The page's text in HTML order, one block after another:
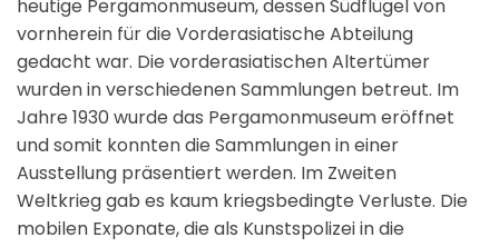
heutige Pergamonmuseum, dessen Südflügel von
vornherein für die Vorderasiatische Abteilung
gedacht war. Die vorderasiatischen Altertümer
wurden in verschiedenen Sammlungen betreut. Im
Jahre 1930 wurde das Pergamonmuseum eröffnet
und somit konnten die Sammlungen in einer
Ausstellung präsentiert werden. Im Zweiten
Weltkrieg gab es kaum kriegsbedingte Verluste. Die
mobilen Exponate, die als Kunstspolizei in die